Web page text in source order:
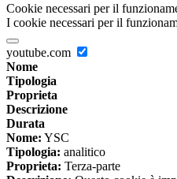
Cookie necessari per il
I cookie necessari per il
youtube.com
Nome
Tipologia
Proprieta
Descrizione
Durata
Nome: YSC
Tipologia: analitico
Proprieta: Terza-parte